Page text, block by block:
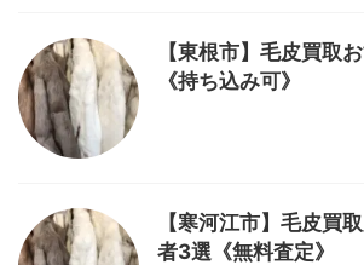
【東根市】毛皮買取
《持ち込み可》
【寒河江市】毛皮買
者3選《無料査定》